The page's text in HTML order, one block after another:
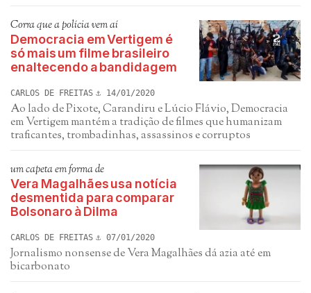
Corra que a polícia vem aí
Democracia em Vertigem é
só mais um filme brasileiro
enaltecendo a bandidagem
CARLOS DE FREITAS 14/01/2020
Ao lado de Pixote, Carandiru e Lúcio Flávio, Democracia
em Vertigem mantém a tradição de filmes que humanizam
traficantes, trombadinhas, assassinos e corruptos
um capeta em forma de
Vera Magalhães usa notícia
desmentida para comparar
Bolsonaro à Dilma
CARLOS DE FREITAS 07/01/2020
Jornalismo nonsense de Vera Magalhães dá azia até em
bicarbonato